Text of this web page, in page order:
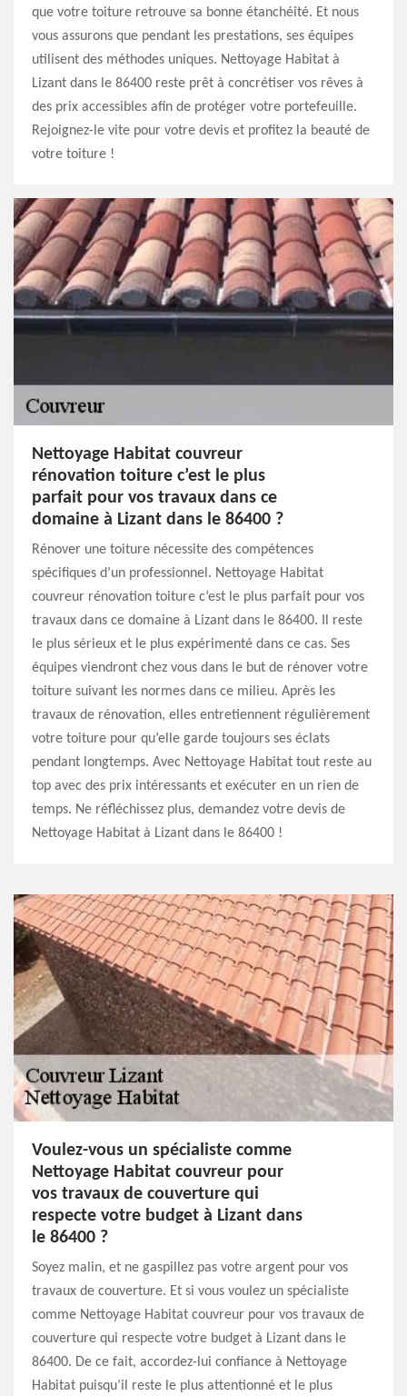
que votre toiture retrouve sa bonne étanchéité. Et nous
vous assurons que pendant les prestations, ses équipes
utilisent des méthodes uniques. Nettoyage Habitat à
Lizant dans le 86400 reste prêt à concrétiser vos rêves à
des prix accessibles afin de protéger votre portefeuille.
Rejoignez-le vite pour votre devis et profitez la beauté de
votre toiture !
Nettoyage Habitat couvreur
rénovation toiture c’est le plus
parfait pour vos travaux dans ce
domaine à Lizant dans le 86400 ?
Rénover une toiture nécessite des compétences
spécifiques d’un professionnel. Nettoyage Habitat
couvreur rénovation toiture c’est le plus parfait pour vos
travaux dans ce domaine à Lizant dans le 86400. Il reste
le plus sérieux et le plus expérimenté dans ce cas. Ses
équipes viendront chez vous dans le but de rénover votre
toiture suivant les normes dans ce milieu. Après les
travaux de rénovation, elles entretiennent régulièrement
votre toiture pour qu’elle garde toujours ses éclats
pendant longtemps. Avec Nettoyage Habitat tout reste au
top avec des prix intéressants et exécuter en un rien de
temps. Ne réfléchissez plus, demandez votre devis de
Nettoyage Habitat à Lizant dans le 86400 !
Voulez-vous un spécialiste comme
Nettoyage Habitat couvreur pour
vos travaux de couverture qui
respecte votre budget à Lizant dans
le 86400 ?
Soyez malin, et ne gaspillez pas votre argent pour vos
travaux de couverture. Et si vous voulez un spécialiste
comme Nettoyage Habitat couvreur pour vos travaux de
couverture qui respecte votre budget à Lizant dans le
86400. De ce fait, accordez-lui confiance à Nettoyage
Habitat puisqu’il reste le plus attentionné et le plus